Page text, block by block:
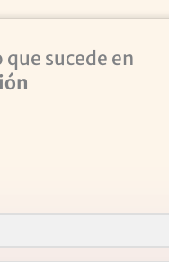
sucede en